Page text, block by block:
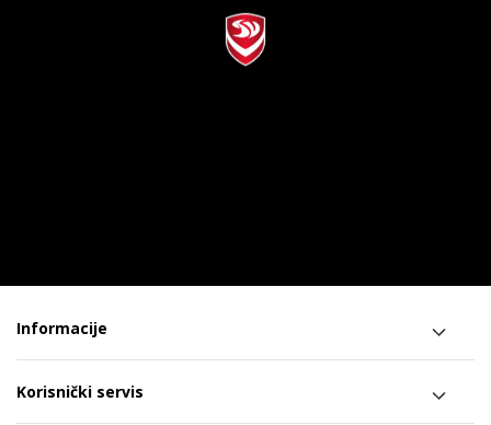
Informacije
Korisnički servis